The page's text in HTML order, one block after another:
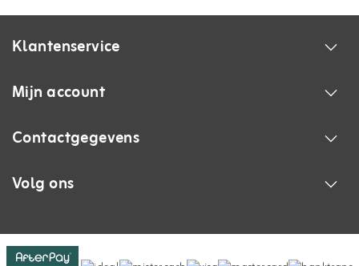
Klantenservice
Mijn account
Contactgegevens
Volg ons